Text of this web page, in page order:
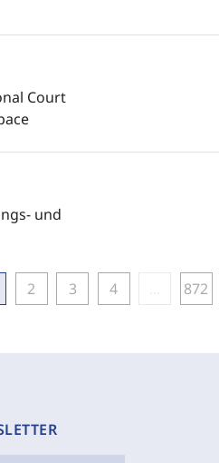
Court
und
2 3 4 872